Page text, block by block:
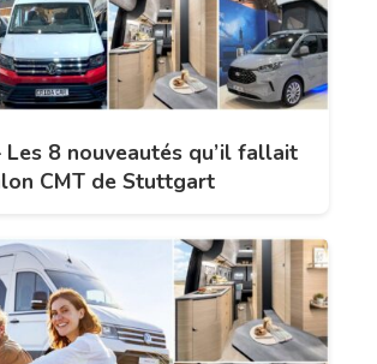
Les 8 nouveautés qu’il fallait
CMT de Stuttgart